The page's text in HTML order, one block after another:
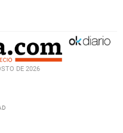
DE 2026